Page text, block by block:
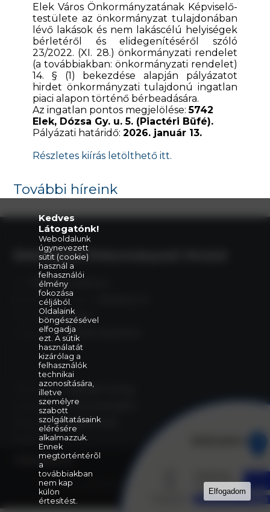
Elek Város Önkormányzatának Képviselő-
testülete az önkormányzat tulajdonában
lévő lakások és nem lakáscélú helyiségek
bérletéről és elidegenítéséről szóló
23/2022. (XI. 28.) önkormányzati rendelet
(a továbbiakban: önkormányzati rendelet)
14. § (1) bekezdése alapján pályázatot
hirdet önkormányzati tulajdonú ingatlan
piaci alapon történő bérbeadására.
Az ingatlan pontos megjelölése:5742
Elek, Dózsa Gy. u. 5. (Piactéri Büfé).
Pályázati határidő:2026. január 13.
Részletes kiírás letölthető itt.
További híreink
Eleki Közös Önkormányzati Hivatal
5742 Elek, Gyulai út 2.
Központi telefonszám:
E-mail:elek@elek.hu
Hivatali Kapu:PHELEK,706040373
Polgármester:Szelezsán György
Alpolgármester: Purecse Brigitta
Jegyző:dr. Szentgáli Zoltán
Aljegyző:
Impresszum
Minden jog fenntartva © 2022 Elek Város
Kedves
Látogatónk!
Weboldalunk
úgynevezett
sütit (cookie)
használ a
felhasználói
élmény
fokozása
céljából.
Oldalaink
böngészésével
elfogadja
ezt. A sütik
használatát
kizárólag a
felhasználók
technikai
azonosítására,
illetve
személyre
szabott
szolgáltatásaink
elérésére
alkalmazzuk.
Ennek
megtörténtérõl
a
továbbiakban
nem kap
külön
értesítést.
Elfogadom